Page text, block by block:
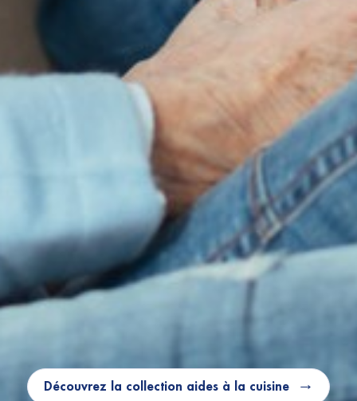
Découvrez la collection aides à la cuisine